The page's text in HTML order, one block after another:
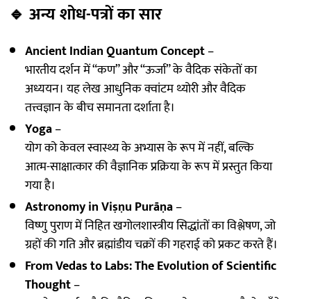
🔹 अन्य शोध-पत्रों का सार
Ancient Indian Quantum Concept–
भारतीय दर्शन में “कण” और “ऊर्जा” के वैदिक संकेतों का
अध्ययन। यह लेख आधुनिक क्वांटम थ्योरी और वैदिक
तत्त्वज्ञान के बीच समानता दर्शाता है।
Yoga–
योग को केवल स्वास्थ्य के अभ्यास के रूप में नहीं, बल्कि
आत्म-साक्षात्कार की वैज्ञानिक प्रक्रिया के रूप में प्रस्तुत किया
गया है।
Astronomy in Viṣṇu Purāṇa–
विष्णु पुराण में निहित खगोलशास्त्रीय सिद्धांतों का विश्लेषण, जो
ग्रहों की गति और ब्रह्मांडीय चक्रों की गहराई को प्रकट करते हैं।
From Vedas to Labs: The Evolution of Scientific
Thought–